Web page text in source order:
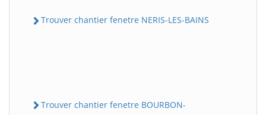
Trouver chantier fenetre NERIS-LES-BAINS
Trouver chantier fenetre BOURBON-